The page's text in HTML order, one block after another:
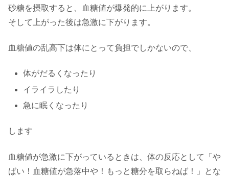
砂糖を摂取すると、血糖値が爆発的に上がります。
そして上がった後は急激に下がります。
血糖値の乱高下は体にとって負担でしかないので、
体がだるくなったり
イライラしたり
急に眠くなったり
します
血糖値が急激に下がっているときは、体の反応として「や
ばい！血糖値が急落中や！もっと糖分を取らねば！」とな